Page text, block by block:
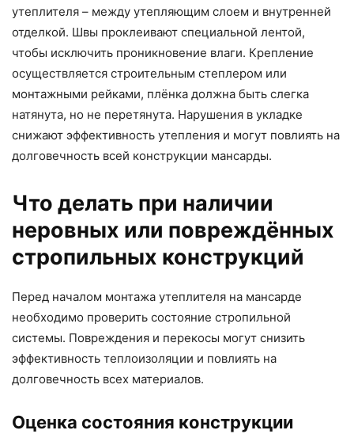
утеплителя – между утепляющим слоем и внутренней
отделкой. Швы проклеивают специальной лентой,
чтобы исключить проникновение влаги. Крепление
осуществляется строительным степлером или
монтажными рейками, плёнка должна быть слегка
натянута, но не перетянута. Нарушения в укладке
снижают эффективность утепления и могут повлиять на
долговечность всей конструкции мансарды.
Что делать при наличии
неровных или повреждённых
стропильных конструкций
Перед началом монтажа утеплителя на мансарде
необходимо проверить состояние стропильной
системы. Повреждения и перекосы могут снизить
эффективность теплоизоляции и повлиять на
долговечность всех материалов.
Оценка состояния конструкции